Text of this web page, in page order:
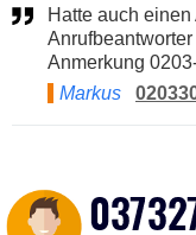
Hatte auch einen Anruf ohne das auf den
Anmerkung
Markus